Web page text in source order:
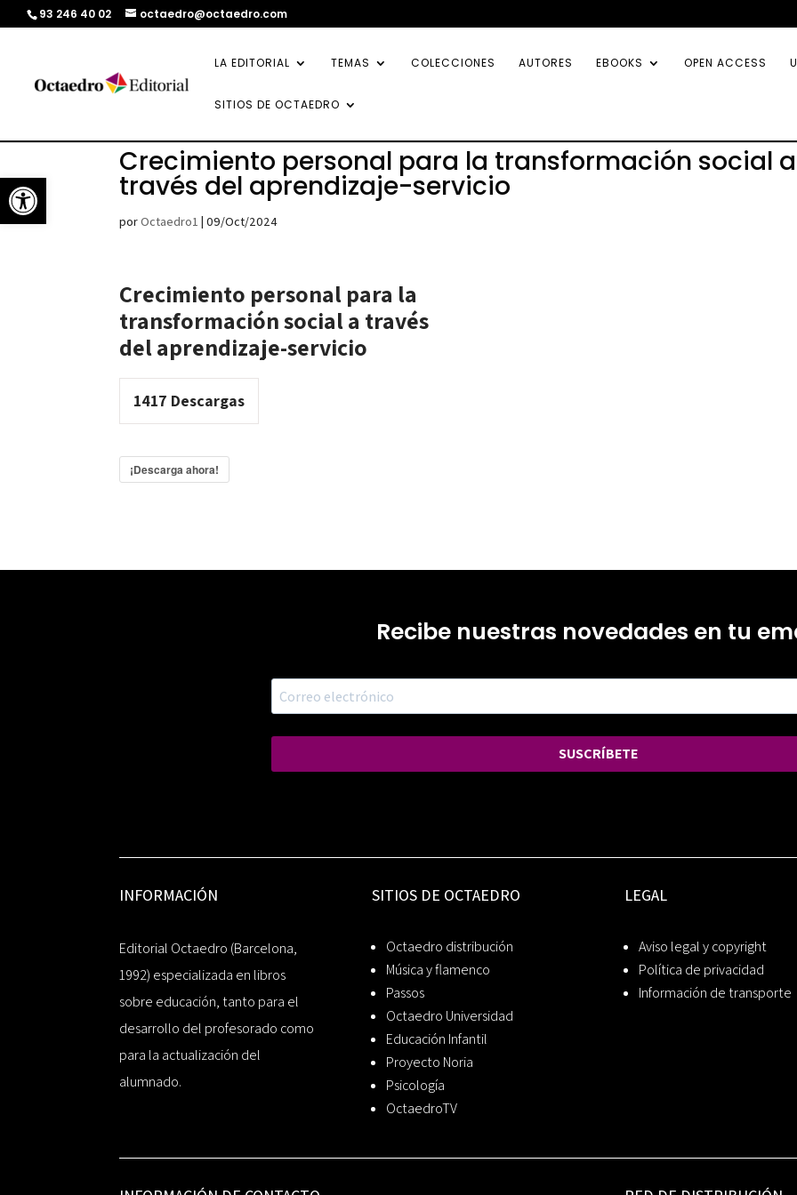
Abrir barra de herramientas
93 246 40 02 octaedro@octaedro.com
LA EDITORIAL TEMAS COLECCIONES AUTORES EBOOKS OPEN ACCESS
SITIOS DE OCTAEDRO
Crecimiento personal para la transformación social a
través del aprendizaje-servicio
porOctaedro1 |09/Oct/2024
Crecimiento personal para la
transformación social a través
del aprendizaje-servicio
1417 Descargas
¡Descarga ahora!
Recibe nuestras novedades en tu
SUSCRÍBETE
INFORMACIÓN
Editorial Octaedro (Barcelona,
1992) especializada en libros
sobre educación, tanto para el
desarrollo del profesorado como
para la actualización del
alumnado.
SITIOS DE OCTAEDRO
Octaedro distribución
Música y flamenco
Passos
Octaedro Universidad
Educación Infantil
Proyecto Noria
Psicología
OctaedroTV
LEGAL
Aviso legal y copyright
Política de privacidad
Información de transporte